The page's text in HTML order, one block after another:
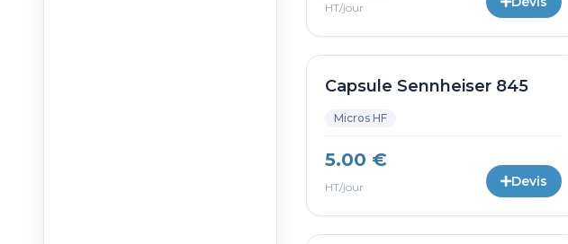
HT/jour
Capsule Sennheiser 845
Micros HF
5.00 €
HT/jour Devis